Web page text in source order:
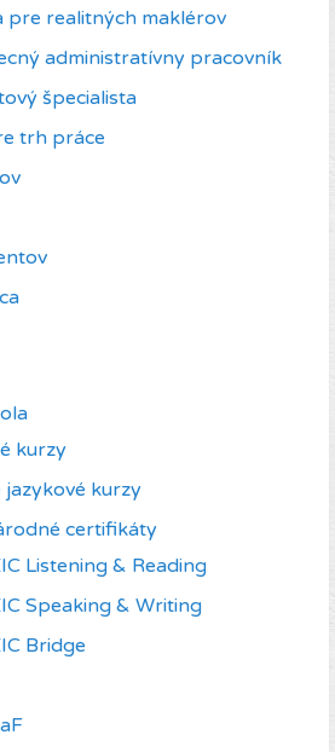
pre realitných maklérov
administratívny pracovník
špecialista
trh práce
kurzy
jazykové kurzy
certifikáty
Listening & Reading
Speaking & Writing
Bridge